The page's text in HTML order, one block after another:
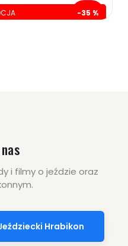
349.00 zł -35 %
i filmy o jeździe oraz
Hrabikon